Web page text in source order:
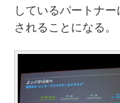
しているパートナ
されることになる。